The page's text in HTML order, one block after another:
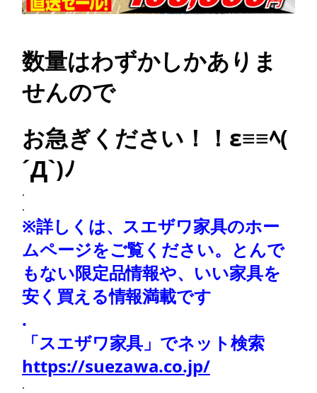
数量はわずかしかありま
せんので
お急ぎください！！ε≡≡ﾍ(
´Д`)ﾉ
.
.
※詳しくは、スエザワ家具のホー
ムページをご覧ください。とんで
もない限定品情報や、いい家具を
安く買える情報満載です
.
「スエザワ家具」でネット検索
https://suezawa.co.jp/
.